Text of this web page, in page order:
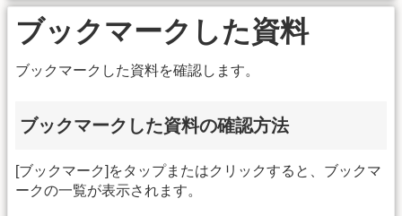
ブックマークした資料
ブックマークした資料を確認します。
ブックマークした資料の確認方法
[ブックマーク]をタップまたはクリックすると、ブックマ
ークの一覧が表示されます。